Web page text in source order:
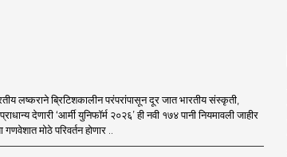
लष्कराने ब्रिटिशकालीन परंपरांपासून दूर जात भारतीय संस्कृती,
देणारी ‘आर्मी युनिफॉर्म २०२६’ ही नवी १७४ पानी नियमावली जाहीर
मोठे परिवर्तन होणार ..